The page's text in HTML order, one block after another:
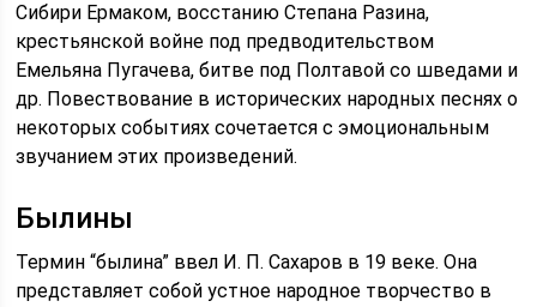
Сибири Ермаком, восстанию Степана Разина,
крестьянской войне под предводительством
Емельяна Пугачева, битве под Полтавой со шведами и
др. Повествование в исторических народных песнях о
некоторых событиях сочетается с эмоциональным
звучанием этих произведений.
Былины
Термин “былина” ввел И. П. Сахаров в 19 веке. Она
представляет собой устное народное творчество в